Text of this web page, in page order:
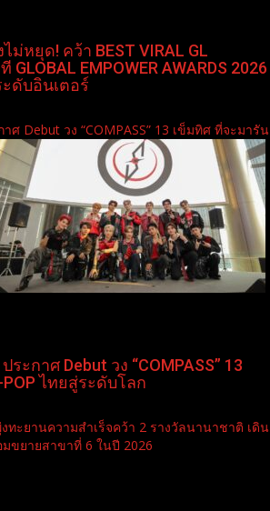
คว้า BEST VIRAL GL COUPLE AWARD เวที
2026 ตอกย้ำกระแสคู่จิ้นระดับอินเตอร์
ม่หยุด! คว้า BEST VIRAL GL
ที GLOBAL EMPOWER AWARDS 2026
ดับอินเตอร์
าศ Debut วง “COMPASS” 13 เข็มทิศ ที่จะมารัน
ะกาศ Debut วง “COMPASS” 13
ไทยสู่ระดับโลก